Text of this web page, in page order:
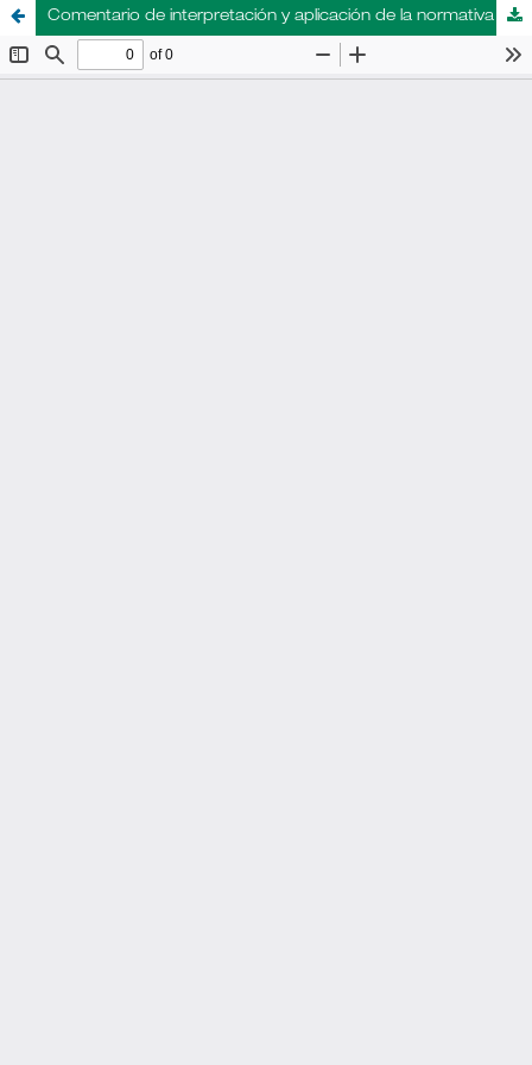
Comentario de interpretación y aplicación de la normativa argentina: Resolución ANAC N° 527/2015